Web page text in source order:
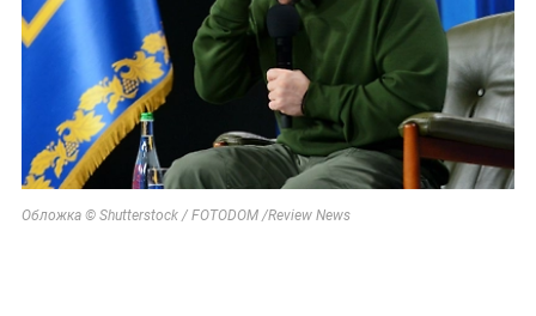
Обложка © Shutterstock / FOTODOM /Review News